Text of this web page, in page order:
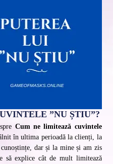
”NU ȘTIU”?
Cum ne limitează cuvintele
în ultima perioadă la clienți, la
dar și la mine și am zis
să explice cât de mult limitează